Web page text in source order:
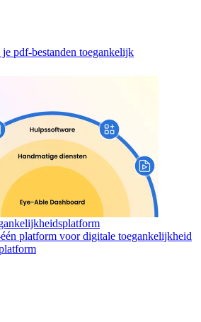
pdf-bestanden toegankelijk
platform voor digitale toegankelijkheid